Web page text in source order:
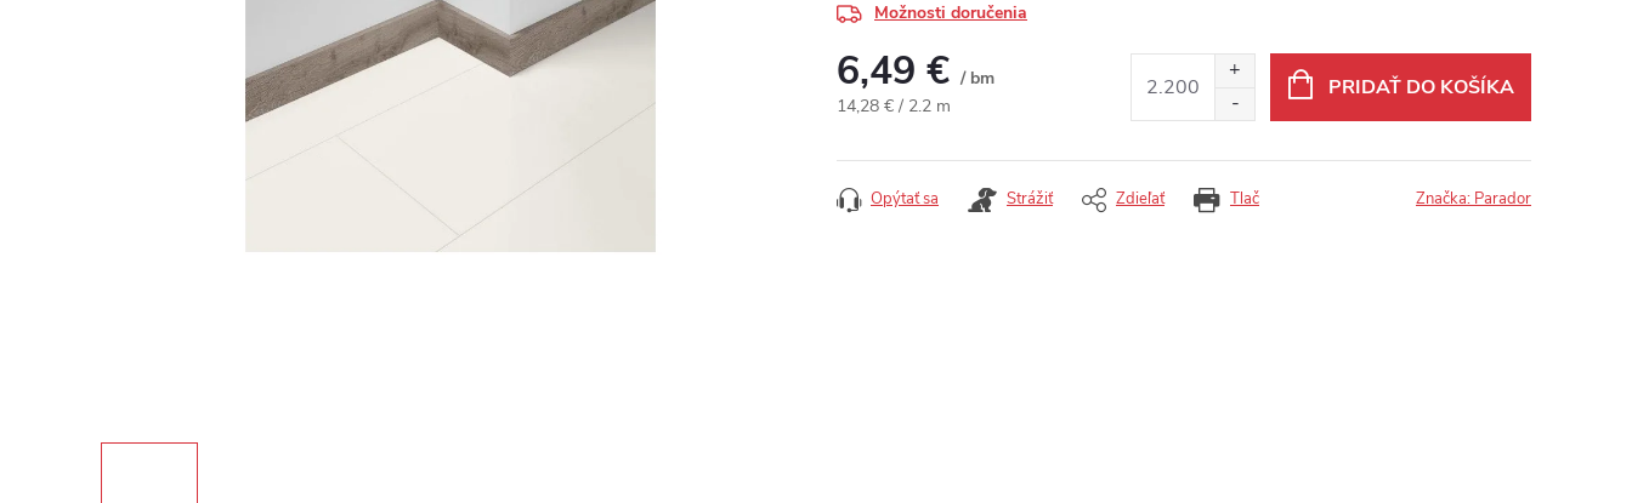
Možnosti doručenia
6,49 € / bm
Jednotková cena:
14,28 € / 2.2 m
PRIDAŤ DO KOŠÍKA
Tlač
Opýtať sa Strážiť Zdieľať Značka: Parador